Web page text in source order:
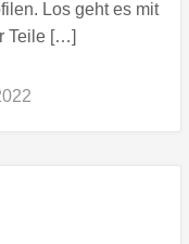
Los geht es mit
Teile […]